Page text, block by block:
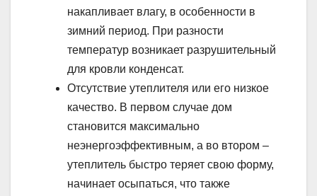
накапливает влагу, в особенности в
зимний период. При разности
температур возникает разрушительный
для кровли конденсат.
Отсутствие утеплителя или его низкое
качество. В первом случае дом
становится максимально
неэнергоэффективным, а во втором –
утеплитель быстро теряет свою форму,
начинает осыпаться, что также